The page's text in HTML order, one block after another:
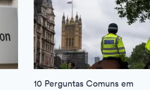
10 Perguntas Comuns em